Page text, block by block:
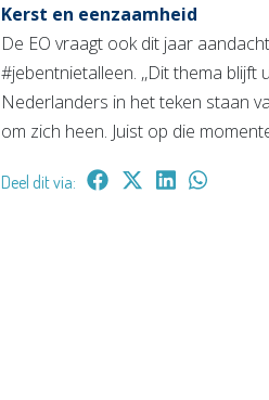
Kerst en eenzaamheid
De EO vraagt ook dit jaar
#jebentnietalleen. ,,Dit thema blijft
Nederlanders in het teken staan
om zich heen. Juist op die
Deel dit via: